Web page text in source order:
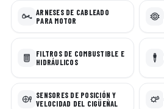
ARNESES DE CABLEADO
PARA MOTOR
FILTROS DE COMBUSTIBLE E
HIDRÁULICOS
SENSORES DE POSICIÓN Y
VELOCIDAD DEL CIGÜEÑAL